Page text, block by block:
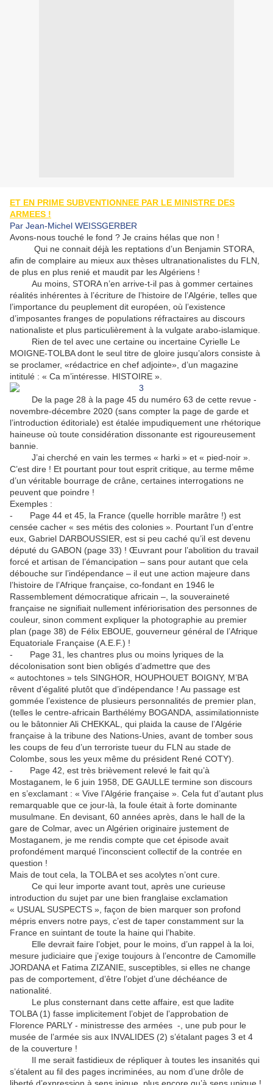
ET EN PRIME SUBVENTIONNEE PAR LE MINISTRE DES
ARMEES !
Par Jean-Michel WEISSGERBER
Avons-nous touché le fond ? Je crains hélas que non !
Qui ne connait déjà les reptations d’un Benjamin STORA,
afin de complaire au mieux aux thèses ultranationalistes du FLN,
de plus en plus renié et maudit par les Algériens !
Au moins, STORA n’en arrive-t-il pas à gommer certaines
réalités inhérentes à l’écriture de l’histoire de l’Algérie, telles que
l’importance du peuplement dit européen, où l’existence
d’imposantes franges de populations réfractaires au discours
nationaliste et plus particulièrement à la vulgate arabo-islamique.
Rien de tel avec une certaine ou incertaine Cyrielle Le
MOIGNE-TOLBA dont le seul titre de gloire jusqu’alors consiste à
se proclamer, «rédactrice en chef adjointe», d’un magazine
intitulé : « Ca m’intéresse. HISTOIRE ».
De la page 28 à la page 45 du numéro 63 de cette revue -
novembre-décembre 2020 (sans compter la page de garde et
l’introduction éditoriale) est étalée impudiquement une rhétorique
haineuse où toute considération dissonante est rigoureusement
bannie.
J’ai cherché en vain les termes « harki » et « pied-noir ».
C’est dire ! Et pourtant pour tout esprit critique, au terme même
d’un véritable bourrage de crâne, certaines interrogations ne
peuvent que poindre !
Exemples :
- Page 44 et 45, la France (quelle horrible marâtre !) est
censée cacher « ses métis des colonies ». Pourtant l’un d’entre
eux, Gabriel DARBOUSSIER, est si peu caché qu’il est devenu
député du GABON (page 33) ! Œuvrant pour l’abolition du travail
forcé et artisan de l’émancipation – sans pour autant que cela
débouche sur l’indépendance – il eut une action majeure dans
l’histoire de l’Afrique française, co-fondant en 1946 le
Rassemblement démocratique africain –, la souveraineté
française ne signifiait nullement infériorisation des personnes de
couleur, sinon comment expliquer la photographie au premier
plan (page 38) de Félix EBOUE, gouverneur général de l’Afrique
Equatoriale Française (A.E.F.) !
- Page 31, les chantres plus ou moins lyriques de la
décolonisation sont bien obligés d’admettre que des
« autochtones » tels SINGHOR, HOUPHOUET BOIGNY, M’BA
rêvent d’égalité plutôt que d’indépendance ! Au passage est
gommée l’existence de plusieurs personnalités de premier plan,
(telles le centre-africain Barthélémy BOGANDA, assimilationniste
ou le bâtonnier Ali CHEKKAL, qui plaida la cause de l’Algérie
française à la tribune des Nations-Unies, avant de tomber sous
les coups de feu d’un terroriste tueur du FLN au stade de
Colombe, sous les yeux même du président René COTY).
- Page 42, est très brièvement relevé le fait qu’à
Mostaganem, le 6 juin 1958, DE GAULLE termine son discours
en s’exclamant : « Vive l’Algérie française ». Cela fut d’autant plus
remarquable que ce jour-là, la foule était à forte dominante
musulmane. En devisant, 60 années après, dans le hall de la
gare de Colmar, avec un Algérien originaire justement de
Mostaganem, je me rendis compte que cet épisode avait
profondément marqué l’inconscient collectif de la contrée en
question !
Mais de tout cela, la TOLBA et ses acolytes n’ont cure.
Ce qui leur importe avant tout, après une curieuse
introduction du sujet par une bien franglaise exclamation
« USUAL SUSPECTS », façon de bien marquer son profond
mépris envers notre pays, c’est de taper constamment sur la
France en suintant de toute la haine qui l’habite.
Elle devrait faire l’objet, pour le moins, d’un rappel à la loi,
mesure judiciaire que j’exige toujours à l’encontre de Camomille
JORDANA et Fatima ZIZANIE, susceptibles, si elles ne change
pas de comportement, d’être l’objet d’une déchéance de
nationalité.
Le plus consternant dans cette affaire, est que ladite
TOLBA (1) fasse implicitement l’objet de l’approbation de
Florence PARLY - ministresse des armées -, une pub pour le
musée de l’armée sis aux INVALIDES (2) s’étalant pages 3 et 4
de la couverture !
Il me serait fastidieux de répliquer à toutes les insanités qui
s’étalent au fil des pages incriminées, au nom d’une drôle de